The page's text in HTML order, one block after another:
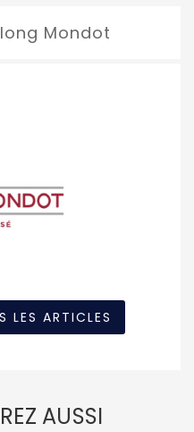
Mondot
LES ARTICLES
AUSSI